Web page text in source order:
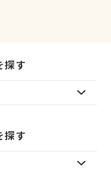
探す
探す